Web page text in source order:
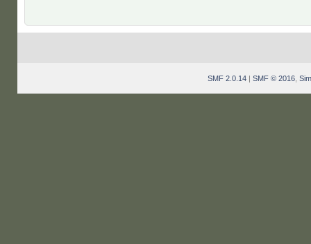
SMF 2.0.14 | SMF © 2016